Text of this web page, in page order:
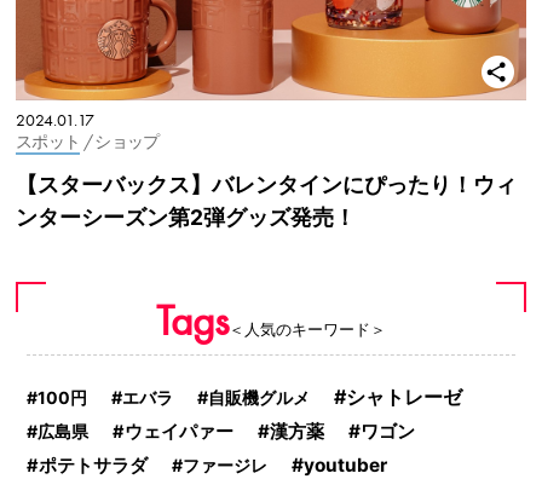
2024.01.17
スポット / ショップ
【スターバックス】バレンタインにぴったり！ウィ
ンターシーズン第2弾グッズ発売！
Tags＜人気のキーワード＞
100円 エバラ 自販機グルメ シャトレーゼ
広島県 ウェイパァー 漢方薬 ワゴン
ポテトサラダ ファージレ youtuber